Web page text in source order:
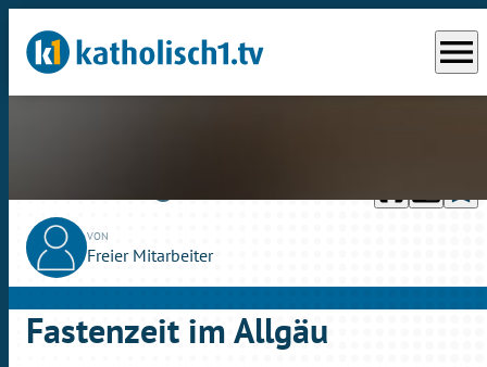
menu
VON
Freier Mitarbeiter
Fastenzeit im Allgäu